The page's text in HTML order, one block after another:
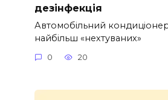
дезінфекція
Автомобільний
найбільш «нехтуваних»
0 20